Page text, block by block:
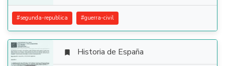
#segunda-republica #guerra-civil
 Historia de España